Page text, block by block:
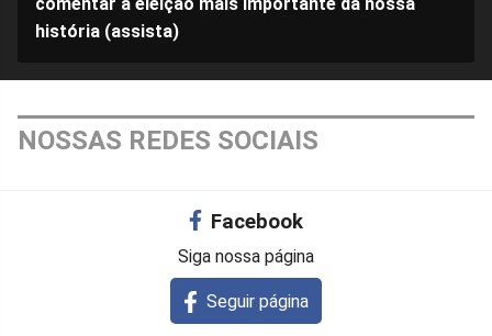
história (assista)
NOSSAS REDES SOCIAIS
Facebook
Siga nossa página
Seguir página